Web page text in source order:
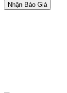
Nhận Báo Giá